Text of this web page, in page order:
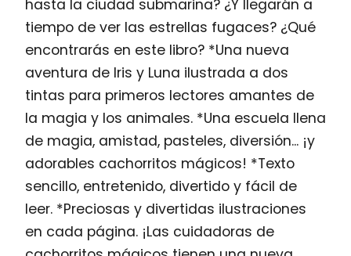
hasta la ciudad submarina? ¿Y llegarán a
tiempo de ver las estrellas fugaces? ¿Qué
encontrarás en este libro? *Una nueva
aventura de Iris y Luna ilustrada a dos
tintas para primeros lectores amantes de
la magia y los animales. *Una escuela llena
de magia, amistad, pasteles, diversión... ¡y
adorables cachorritos mágicos! *Texto
sencillo, entretenido, divertido y fácil de
leer. *Preciosas y divertidas ilustraciones
en cada página. ¡Las cuidadoras de